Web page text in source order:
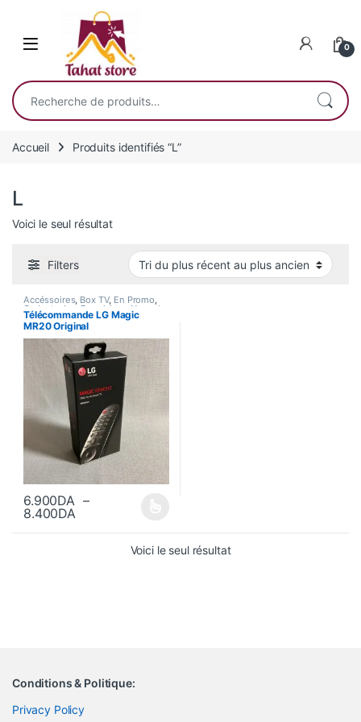
0
Recherche pour :
Accueil Produits identifiés “L”
L
Voici le seul résultat
Filters
Accéssoires, Box TV, En Promo,
Gadgets Les Populaires Nouvel
Arrivage,Smart Home
Télécommande LG Magic
MR20 Original
6.900DA –
8.400DA
Ce produit a plusieurs variations. Les options peuvent être
Voici le seul résultat
Conditions & Politique:
Privacy Policy